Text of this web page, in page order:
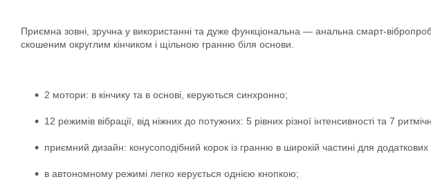
Приємна зовні, зручна у використанні та дуже функціональна — анальна смарт-
скошеним округлим кінчиком і щільною гранню біля основи.
2 мотори: в кінчику та в основі, керуються синхронно;
12 режимів вібрації, від ніжних до потужних: 5 рівних різної інтенсивності та 7
приємний дизайн: конусоподібний корок із гранню в широкій частині для
в автономному режимі легко керується однією кнопкою;